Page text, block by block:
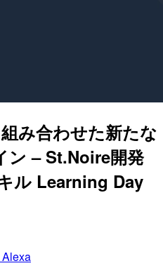
み合わせた新たな
ン – St.Noire開発
ル Learning Day